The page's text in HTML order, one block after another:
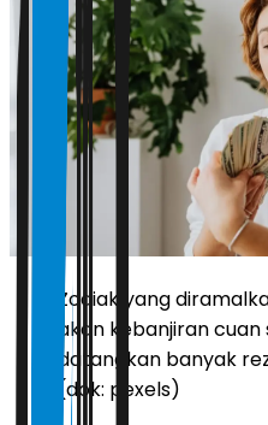
Zodiak yang
akan kebanjiran
datangkan banyak
(dok: pexels)